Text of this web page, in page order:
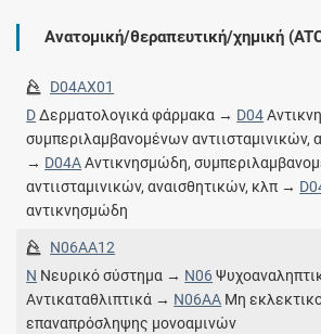
Ανατομική/θεραπευτική/χημική
D04AX01
DΔερματολογικά φάρμακα → D04
συμπεριλαμβανομένων αντιισταμινικών,
→ D04AΑντικνησμώδη,
αντιισταμινικών, αναισθητικών, κλπ →
αντικνησμώδη
N06AA12
N Νευρικό σύστημα → N06
Αντικαταθλιπτικά → N06AA Μη
επαναπρόσληψης μονοαμινών